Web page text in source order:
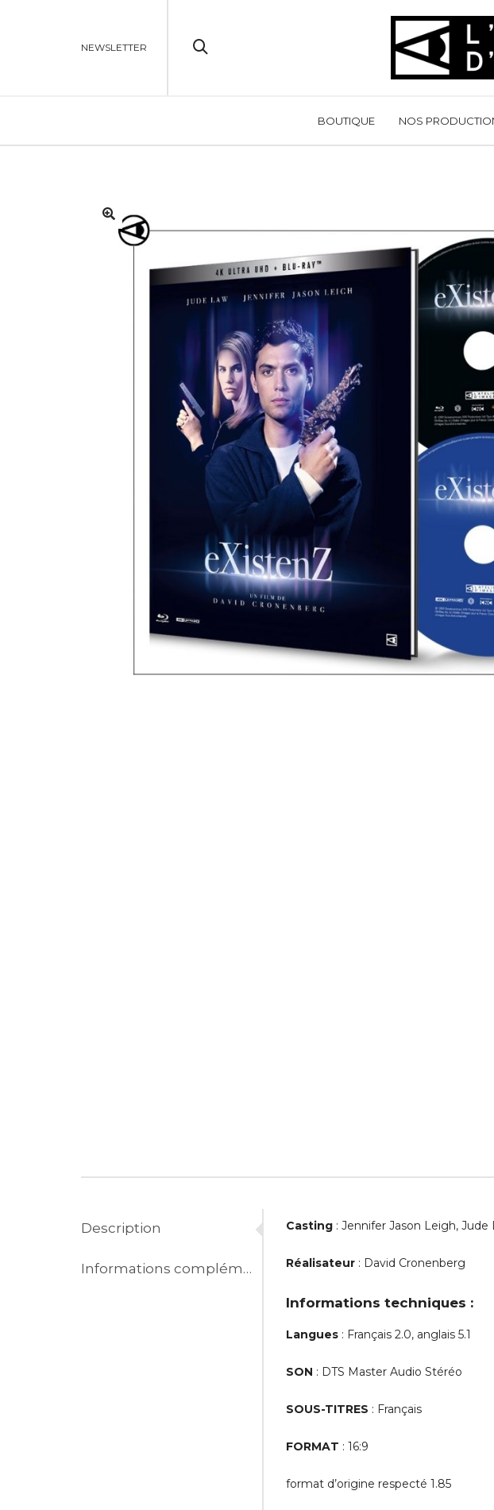
NEWSLETTER
BOUTIQUE NOS
Description
Informations complémentaires
Casting : Jennifer Jason Leigh,
Réalisateur : David Cronenberg
Informations techniques :
Langues : Français 2.0, anglais 5.1
SON : DTS Master Audio Stéréo
SOUS-TITRES : Français
FORMAT : 16:9
format d’origine respecté 1.85